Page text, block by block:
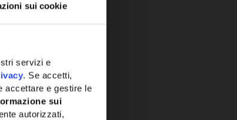
sui cookie
servizi e
. Se accetti,
accettare e gestire le
sui
autorizzati,